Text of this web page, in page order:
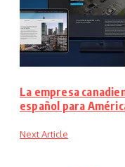
La empresa
español para
Next Article